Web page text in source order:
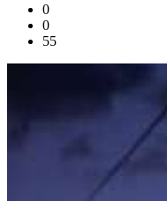
0
0
55